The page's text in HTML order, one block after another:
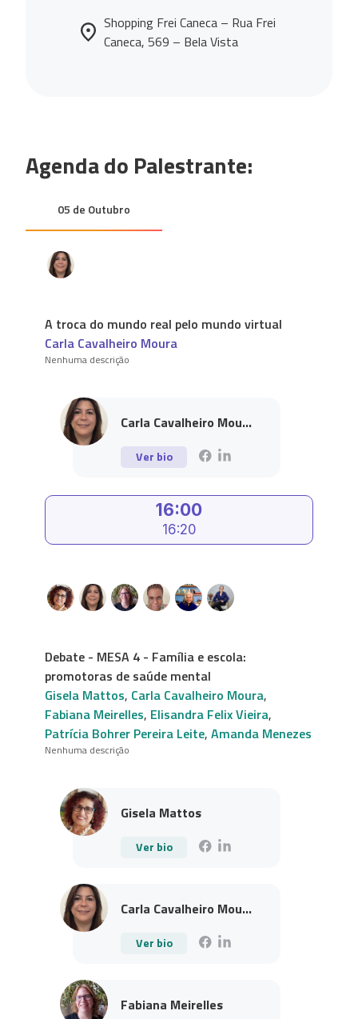
Shopping Frei Caneca – Rua Frei
Caneca, 569 – Bela Vista
Agenda do Palestrante:
05 de Outubro
16:00
16:20
A troca do mundo real pelo mundo virtual
Carla Cavalheiro Moura
Nenhuma descrição
Carla Cavalheiro Mou...
Ver bio
Debate - MESA 4 - Família e escola:
promotoras de saúde mental
Gisela Mattos, Carla Cavalheiro Moura,
Fabiana Meirelles, Elisandra Felix Vieira,
Patrícia Bohrer Pereira Leite, Amanda Menezes
Nenhuma descrição
Gisela Mattos
Ver bio
Carla Cavalheiro Mou...
Ver bio
Fabiana Meirelles